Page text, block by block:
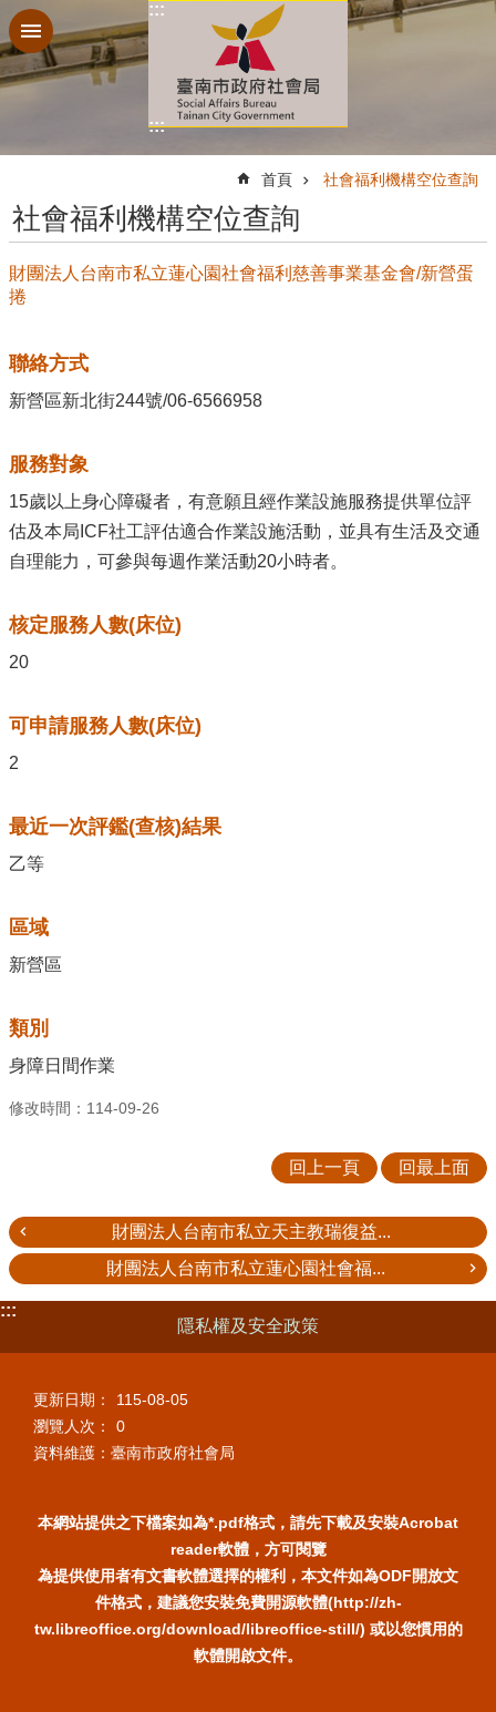
跳到主要內容區塊
:::
:::
首頁 社會福利機構空位查詢
社會福利機構空位查詢
財團法人台南市私立蓮心園社會福利慈善事業基金會/新營蛋
捲
聯絡方式
新營區新北街244號/06-6566958
服務對象
15歲以上身心障礙者，有意願且經作業設施服務提供單位評
估及本局ICF社工評估適合作業設施活動，並具有生活及交通
自理能力，可參與每週作業活動20小時者。
核定服務人數(床位)
20
可申請服務人數(床位)
2
最近一次評鑑(查核)結果
乙等
區域
新營區
類別
身障日間作業
修改時間：114-09-26
回上一頁 回最上面
財團法人台南市私立天主教瑞復益...
財團法人台南市私立蓮心園社會福...
:::
隱私權及安全政策
更新日期：
115-08-05
瀏覽人次：
0
資料維護：臺南市政府社會局
本網站提供之下檔案如為*.pdf格式，請先下載及安裝Acrobat
reader軟體，方可閱覽
為提供使用者有文書軟體選擇的權利，本文件如為ODF開放文
件格式，建議您安裝免費開源軟體(http://zh-
tw.libreoffice.org/download/libreoffice-still/) 或以您慣用的
軟體開啟文件。